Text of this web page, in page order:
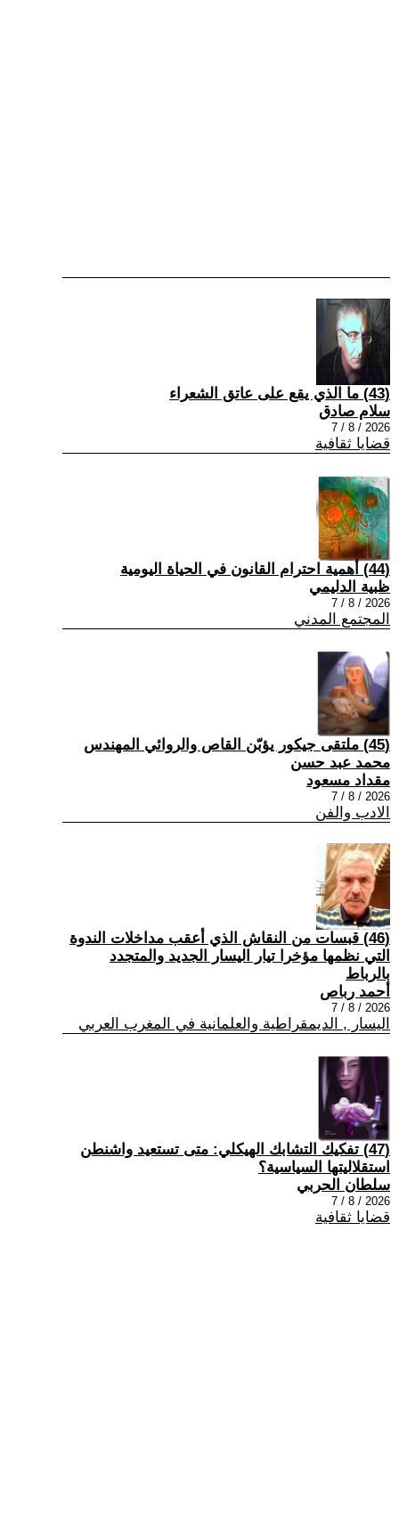
(43) ما الذي يقع على عاتق الشعراء
سلام صادق
2026 / 8 / 7
قضايا ثقافية
(44) أهمية احترام القانون في الحياة اليومية
ظبية الدليمي
2026 / 8 / 7
المجتمع المدني
(45) ملتقى جيكور يؤبّن القاص والروائي المهندس
محمد عبد حسن
مقداد مسعود
2026 / 8 / 7
الادب والفن
(46) قبسات من النقاش الذي أعقب مداخلات الندوة
التي نظمها مؤخرا تيار اليسار الجديد والمتجدد
بالرباط
أحمد رباص
2026 / 8 / 7
اليسار , الديمقراطية والعلمانية في المغرب العربي
(47) تفكيك التشابك الهيكلي: متى تستعيد واشنطن
استقلاليتها السياسية؟
سلطان الحربي
2026 / 8 / 7
قضايا ثقافية